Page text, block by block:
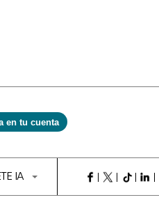
en tu cuenta
IA